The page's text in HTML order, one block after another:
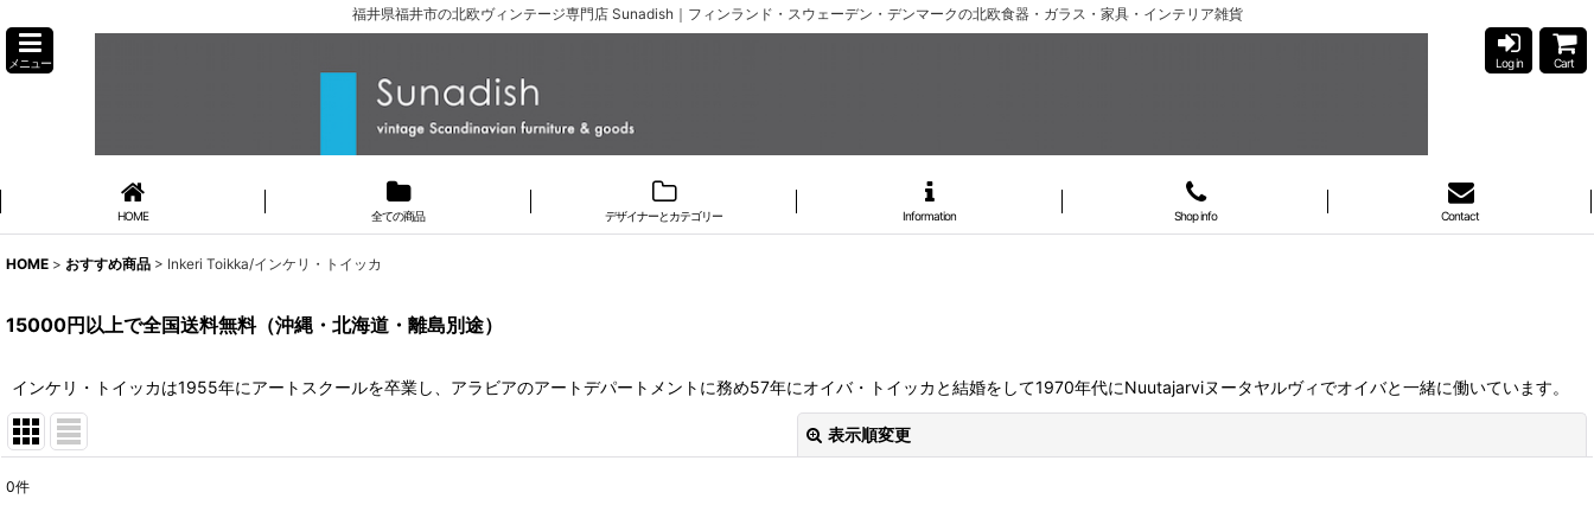
福井県福井市の北欧ヴィンテージ専門店 Sunadish｜フィンランド・スウェーデン・デンマークの北欧食器・ガラス・家具・インテリア雑貨
メニュー Log in Cart
HOME 全ての商品 デザイナーとカテゴリー Information Shop info Contact
HOME > おすすめ商品 > Inkeri Toikka/インケリ・トイッカ
15000円以上で全国送料無料（沖縄・北海道・離島別途）
インケリ・トイッカは1955年にアートスクールを卒業し、アラビアのアートデパートメントに務め57年にオイバ・トイッカと結婚をして1970年代にNuutajarviヌータヤルヴィでオイバと一緒に働いています。
表示順変更
0件